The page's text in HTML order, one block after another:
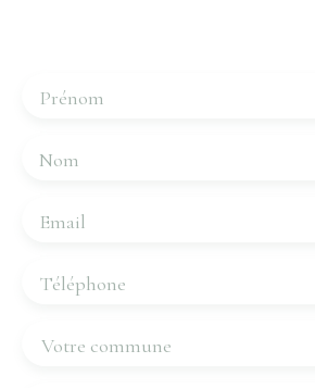
Prénom
Nom
Email
Téléphone
Votre commune